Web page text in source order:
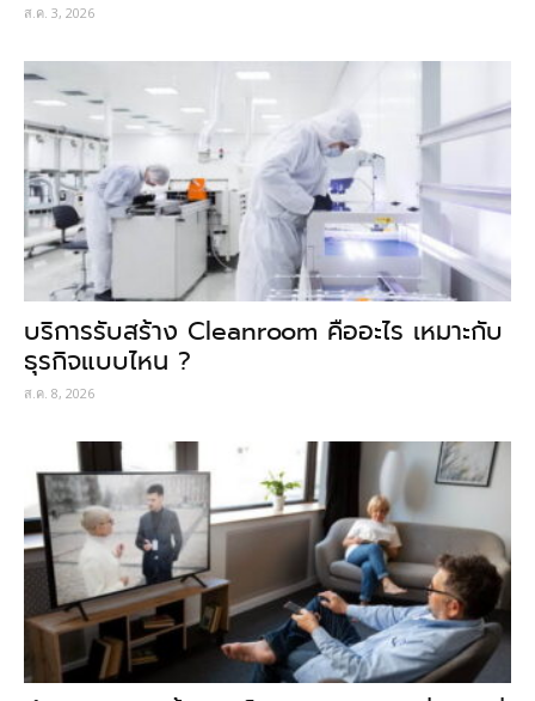
ส.ค. 3, 2026
บริการรับสร้าง Cleanroom คืออะไร เหมาะกับ
ธุรกิจแบบไหน ?
ส.ค. 8, 2026